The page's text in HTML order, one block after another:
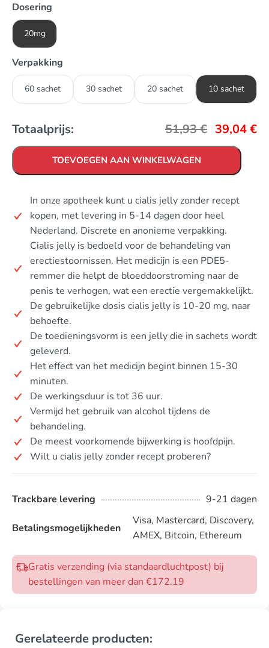
Dosering
20mg
Verpakking
60 sachet 30 sachet 20 sachet 10 sachet
Totaalprijs: 51,93€ 39,04€
TOEVOEGEN AAN WINKELWAGEN
In onze apotheek kunt u cialis jelly zonder recept
kopen, met levering in 5-14 dagen door heel
Nederland. Discrete en anonieme verpakking.
Cialis jelly is bedoeld voor de behandeling van
erectiestoornissen. Het medicijn is een PDE5-
remmer die helpt de bloeddoorstroming naar de
penis te verhogen, wat een erectie vergemakkelijkt.
De gebruikelijke dosis cialis jelly is 10-20 mg, naar
behoefte.
De toedieningsvorm is een jelly die in sachets wordt
geleverd.
Het effect van het medicijn begint binnen 15-30
minuten.
De werkingsduur is tot 36 uur.
Vermijd het gebruik van alcohol tijdens de
behandeling.
De meest voorkomende bijwerking is hoofdpijn.
Wilt u cialis jelly zonder recept proberen?
Trackbare levering 9-21 dagen
Betalingsmogelijkheden
Visa, Mastercard, Discovery,
AMEX, Bitcoin, Ethereum
Gratis verzending (via standaardluchtpost) bij
bestellingen van meer dan €172.19
Gerelateerde producten: